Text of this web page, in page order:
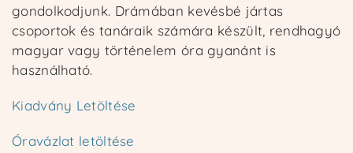
Kezdőoldal
gondolkodjunk. Drámában kevésbé jártas
csoportok és tanáraik számára készült, rendhagyó
magyar vagy történelem óra gyanánt is
használható.
Kiadvány Letöltése
Óravázlat letöltése